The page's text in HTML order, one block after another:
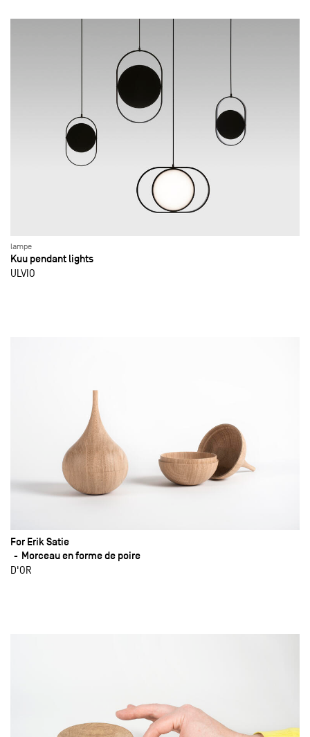
lampe
Kuu pendant lights
ULVIO
For Erik Satie
Morceau en forme de poire
D'OR